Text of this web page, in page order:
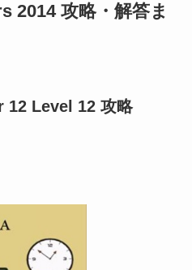
2014 攻略・解答ま
12 Level 12 攻略